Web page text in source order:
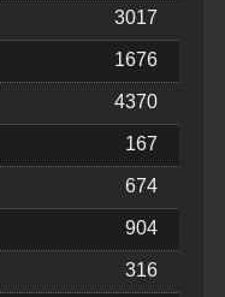
3017
1676
4370
167
674
904
316